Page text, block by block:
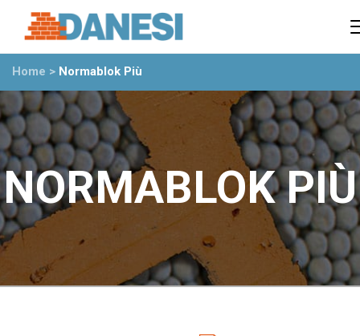
Partner
Rete commerciale
Ufficio Tecnico
News
Eventi
Mostre
Rassegna stampa
Home > Normablok Più
NORMABLOK PIÙ